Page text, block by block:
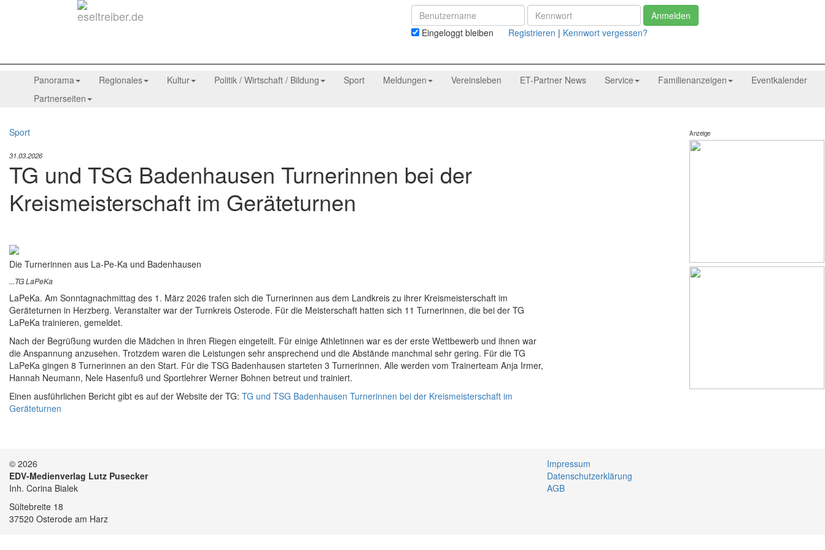
Anmelden
Eingeloggt bleiben Registrieren | Kennwort vergessen?
Panorama Regionales Kultur Politik / Wirtschaft / Bildung Sport Meldungen Vereinsleben ET-Partner News Service Familienanzeigen
Eventkalender
Partnerseiten
Sport
31.03.2026
TG und TSG Badenhausen Turnerinnen bei der
Kreismeisterschaft im Geräteturnen
Die Turnerinnen aus La-Pe-Ka und Badenhausen
...TG LaPeKa
LaPeKa. Am Sonntagnachmittag des 1. März 2026 trafen sich die Turnerinnen aus dem Landkreis zu ihrer Kreismeisterschaft im
Geräteturnen in Herzberg. Veranstalter war der Turnkreis Osterode. Für die Meisterschaft hatten sich 11 Turnerinnen, die bei der TG
LaPeKa trainieren, gemeldet.
Nach der Begrüßung wurden die Mädchen in ihren Riegen eingeteilt. Für einige Athletinnen war es der erste Wettbewerb und ihnen war
die Anspannung anzusehen. Trotzdem waren die Leistungen sehr ansprechend und die Abstände manchmal sehr gering. Für die TG
LaPeKa gingen 8 Turnerinnen an den Start. Für die TSG Badenhausen starteten 3 Turnerinnen. Alle werden vom Trainerteam Anja Irmer,
Hannah Neumann, Nele Hasenfuß und Sportlehrer Werner Bohnen betreut und trainiert.
Einen ausführlichen Bericht gibt es auf der Website der TG: TG und TSG Badenhausen Turnerinnen bei der Kreismeisterschaft im
Geräteturnen
Anzeige
© 2026
EDV-Medienverlag Lutz Pusecker
Inh. Corina Bialek
Sültebreite 18
37520 Osterode am Harz
Impressum
Datenschutzerklärung
AGB